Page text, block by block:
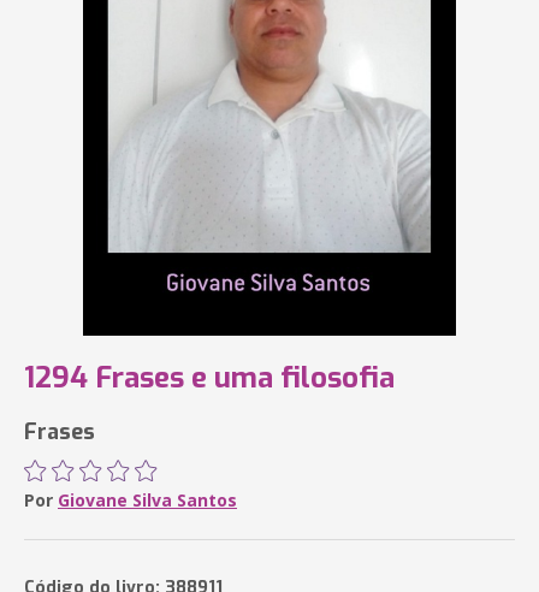
1294 Frases e uma filosofia
Frases
Por Giovane Silva Santos